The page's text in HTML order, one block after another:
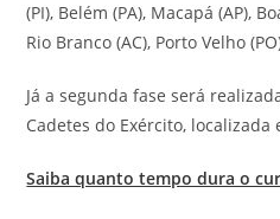
(PI), Belém (PA), Macapá (AP),
Rio Branco (AC), Porto Velho
Já a segunda fase será
Cadetes do Exército, localizada
Saiba quanto tempo dura o